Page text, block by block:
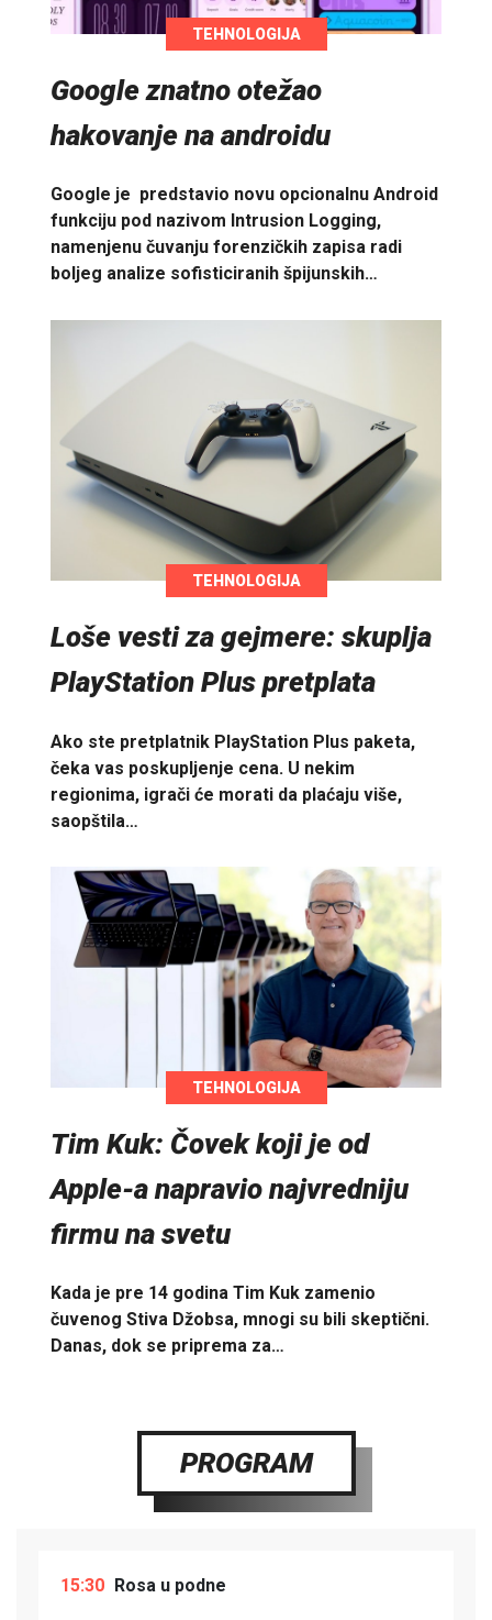
TEHNOLOGIJA
Google znatno otežao
hakovanje na androidu
Google je predstavio novu opcionalnu Android
funkciju pod nazivom Intrusion Logging,
namenjenu čuvanju forenzičkih zapisa radi
boljeg analize sofisticiranih špijunskih…
TEHNOLOGIJA
Loše vesti za gejmere: skuplja
PlayStation Plus pretplata
Ako ste pretplatnik PlayStation Plus paketa,
čeka vas poskupljenje cena. U nekim
regionima, igrači će morati da plaćaju više,
saopštila…
TEHNOLOGIJA
Tim Kuk: Čovek koji je od
Apple-a napravio najvredniju
firmu na svetu
Kada je pre 14 godina Tim Kuk zamenio
čuvenog Stiva Džobsa, mnogi su bili skeptični.
Danas, dok se priprema za…
PROGRAM
15:30 Rosa u podne